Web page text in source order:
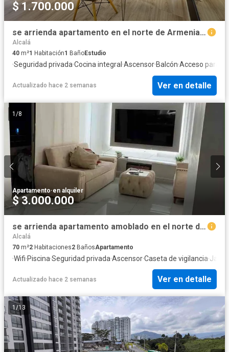
$ 1.700.000
se arrienda apartamento en el norte de Armenia ( la castellana )
Alcalá
40 m²1 Habitación1 BañoEstudio
·Seguridad privada·Cocina integral ·Ascensor·Balcón·Acceso para
Actualizado hace 2 semanas Ver en detalle
1 /8
Apartamento·en alquiler
$ 3.000.000
se arrienda apartamento amoblado en el norte de Armenia
Alcalá
70 m²2 Habitaciones2 BañosApartamento
·Wifi·Piscina·Seguridad privada·Ascensor·Caseta de vigilancia·
Actualizado hace 2 semanas Ver en detalle
1 /13